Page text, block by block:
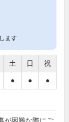
ます
土 日 祝
● ● ●